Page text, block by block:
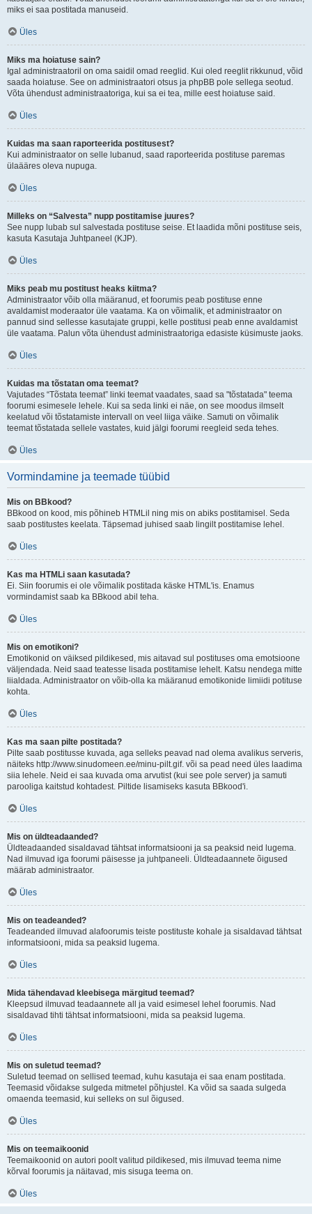
miks ei saa postitada manuseid.
Üles
Miks ma hoiatuse sain?
Igal administraatoril on oma saidil omad reeglid. Kui oled reeglit rikkunud, võid
saada hoiatuse. See on administraatori otsus ja phpBB pole sellega seotud.
Võta ühendust administraatoriga, kui sa ei tea, mille eest hoiatuse said.
Üles
Kuidas ma saan raporteerida postitusest?
Kui administraator on selle lubanud, saad raporteerida postituse paremas
ülaääres oleva nupuga.
Üles
Milleks on “Salvesta” nupp postitamise juures?
See nupp lubab sul salvestada postituse seise. Et laadida mõni postituse seis,
kasuta Kasutaja Juhtpaneel (KJP).
Üles
Miks peab mu postitust heaks kiitma?
Administraator võib olla määranud, et foorumis peab postituse enne
avaldamist moderaator üle vaatama. Ka on võimalik, et administraator on
pannud sind sellesse kasutajate gruppi, kelle postitusi peab enne avaldamist
üle vaatama. Palun võta ühendust administraatoriga edasiste küsimuste jaoks.
Üles
Kuidas ma tõstatan oma teemat?
Vajutades “Tõstata teemat” linki teemat vaadates, saad sa "tõstatada" teema
foorumi esimesele lehele. Kui sa seda linki ei näe, on see moodus ilmselt
keelatud või tõstatamiste intervall on veel liiga väike. Samuti on võimalik
teemat tõstatada sellele vastates, kuid jälgi foorumi reegleid seda tehes.
Üles
Vormindamine ja teemade tüübid
Mis on BBkood?
BBkood on kood, mis põhineb HTMLil ning mis on abiks postitamisel. Seda
saab postitustes keelata. Täpsemad juhised saab lingilt postitamise lehel.
Üles
Kas ma HTMLi saan kasutada?
Ei. Siin foorumis ei ole võimalik postitada käske HTML'is. Enamus
vormindamist saab ka BBkood abil teha.
Üles
Mis on emotikoni?
Emotikonid on väiksed pildikesed, mis aitavad sul postituses oma emotsioone
väljendada. Neid saad teatesse lisada postitamise lehelt. Katsu nendega mitte
liialdada. Administraator on võib-olla ka määranud emotikonide limiidi potituse
kohta.
Üles
Kas ma saan pilte postitada?
Pilte saab postitusse kuvada, aga selleks peavad nad olema avalikus serveris,
näiteks http://www.sinudomeen.ee/minu-pilt.gif. või sa pead need üles laadima
siia lehele. Neid ei saa kuvada oma arvutist (kui see pole server) ja samuti
parooliga kaitstud kohtadest. Piltide lisamiseks kasuta BBkood'i.
Üles
Mis on üldteadaanded?
Üldteadaanded sisaldavad tähtsat informatsiooni ja sa peaksid neid lugema.
Nad ilmuvad iga foorumi päisesse ja juhtpaneeli. Üldteadaannete õigused
määrab administraator.
Üles
Mis on teadeanded?
Teadeanded ilmuvad alafoorumis teiste postituste kohale ja sisaldavad tähtsat
informatsiooni, mida sa peaksid lugema.
Üles
Mida tähendavad kleebisega märgitud teemad?
Kleepsud ilmuvad teadaannete all ja vaid esimesel lehel foorumis. Nad
sisaldavad tihti tähtsat informatsiooni, mida sa peaksid lugema.
Üles
Mis on suletud teemad?
Suletud teemad on sellised teemad, kuhu kasutaja ei saa enam postitada.
Teemasid võidakse sulgeda mitmetel põhjustel. Ka võid sa saada sulgeda
omaenda teemasid, kui selleks on sul õigused.
Üles
Mis on teemaikoonid
Teemaikoonid on autori poolt valitud pildikesed, mis ilmuvad teema nime
kõrval foorumis ja näitavad, mis sisuga teema on.
Üles